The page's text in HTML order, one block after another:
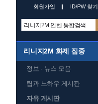
회원가입 ID/PW 찾기
리니지2M 화제 집중
정보 · 뉴스 모음
팁과 노하우 게시판
자유 게시판